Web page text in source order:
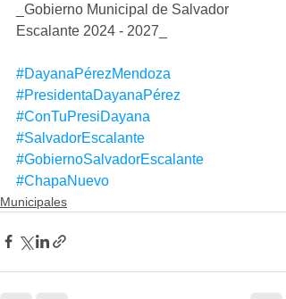
_Gobierno Municipal de Salvador
Escalante 2024 - 2027_
#DayanaPérezMendoza
#PresidentaDayanaPérez
#ConTuPresiDayana
#SalvadorEscalante
#GobiernoSalvadorEscalante
#ChapaNuevo
Municipales